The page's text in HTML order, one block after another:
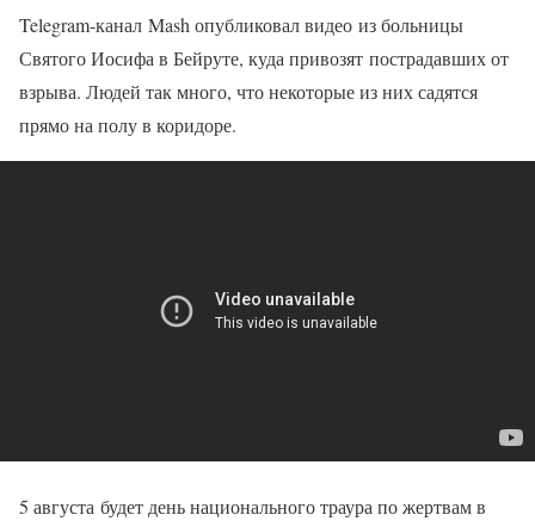
Telegram-канал Mash опубликовал видео из больницы
Святого Иосифа в Бейруте, куда привозят пострадавших от
взрыва. Людей так много, что некоторые из них садятся
прямо на полу в коридоре.
5 августа будет день национального траура по жертвам в